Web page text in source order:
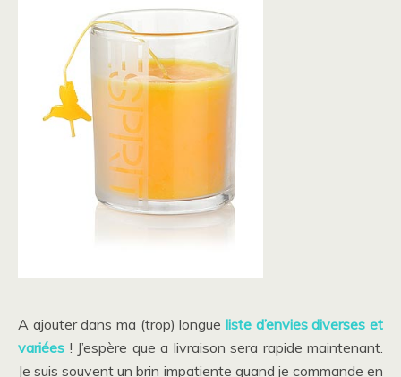
A ajouter dans ma (trop) longue liste d’envies diverses et
variées ! J’espère que a livraison sera rapide maintenant.
Je suis souvent un brin impatiente quand je commande en